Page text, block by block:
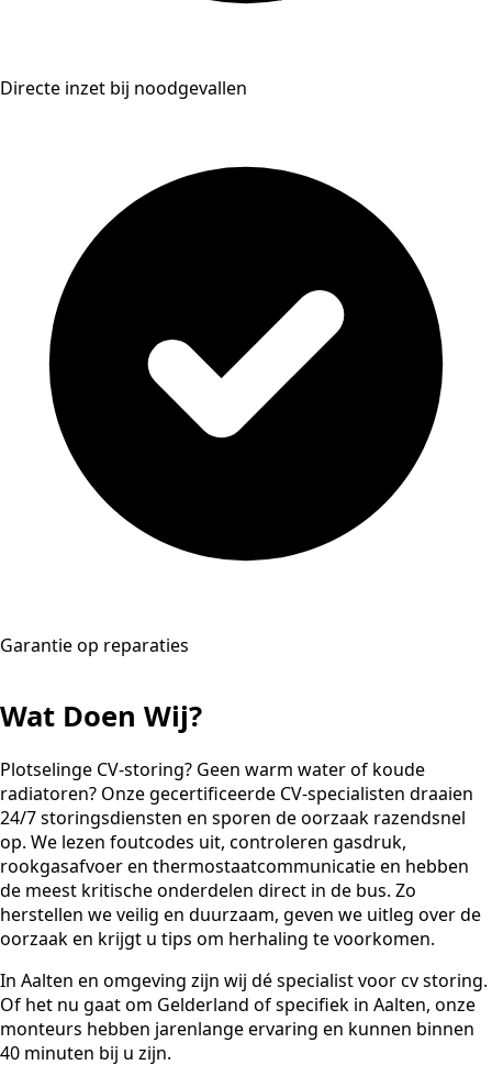
Directe inzet bij noodgevallen
Garantie op reparaties
Wat Doen Wij?
Plotselinge CV-storing? Geen warm water of koude
radiatoren? Onze gecertificeerde CV-specialisten draaien
24/7 storingsdiensten en sporen de oorzaak razendsnel
op. We lezen foutcodes uit, controleren gasdruk,
rookgasafvoer en thermostaatcommunicatie en hebben
de meest kritische onderdelen direct in de bus. Zo
herstellen we veilig en duurzaam, geven we uitleg over de
oorzaak en krijgt u tips om herhaling te voorkomen.
In Aalten en omgeving zijn wij dé specialist voor cv storing.
Of het nu gaat om Gelderland of specifiek in Aalten, onze
monteurs hebben jarenlange ervaring en kunnen binnen
40 minuten bij u zijn.